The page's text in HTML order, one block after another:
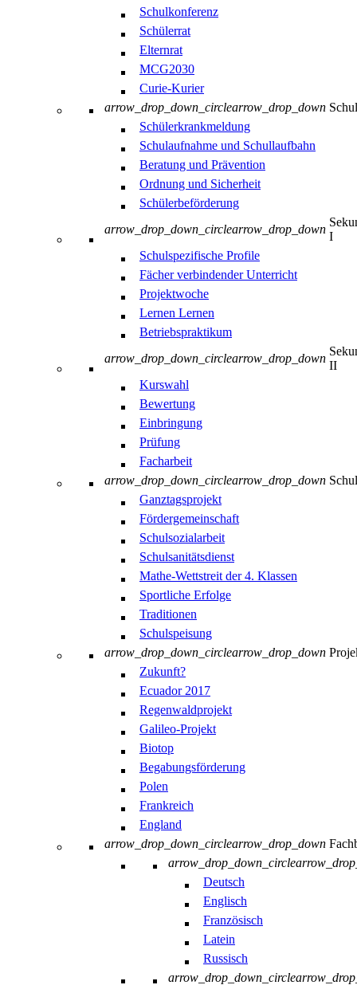
Schulkonferenz
Schülerrat
Elternrat
MCG2030
Curie-Kurier
arrow_drop_down_circlearrow_drop_down
Schülerkrankmeldung
Schulaufnahme und Schullaufbahn
Beratung und Prävention
Ordnung und Sicherheit
Schülerbeförderung
arrow_drop_down_circlearrow_drop_down
I
Schulspezifische Profile
Fächer verbindender Unterricht
Projektwoche
Lernen Lernen
Betriebspraktikum
arrow_drop_down_circlearrow_drop_down
II
Kurswahl
Bewertung
Einbringung
Prüfung
Facharbeit
arrow_drop_down_circlearrow_drop_down
Ganztagsprojekt
Fördergemeinschaft
Schulsozialarbeit
Schulsanitätsdienst
Mathe-Wettstreit der 4. Klassen
Sportliche Erfolge
Traditionen
Schulspeisung
arrow_drop_down_circlearrow_drop_down
Zukunft?
Ecuador 2017
Regenwaldprojekt
Galileo-Projekt
Biotop
Begabungsförderung
Polen
Frankreich
England
arrow_drop_down_circlearrow_drop_down
arrow_drop_down_circle
Deutsch
Englisch
Französisch
Latein
Russisch
arrow_drop_down_circle